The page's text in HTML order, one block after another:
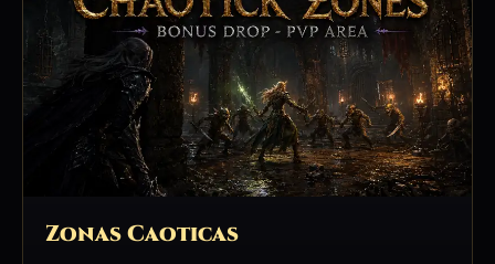
Zonas Caoticas